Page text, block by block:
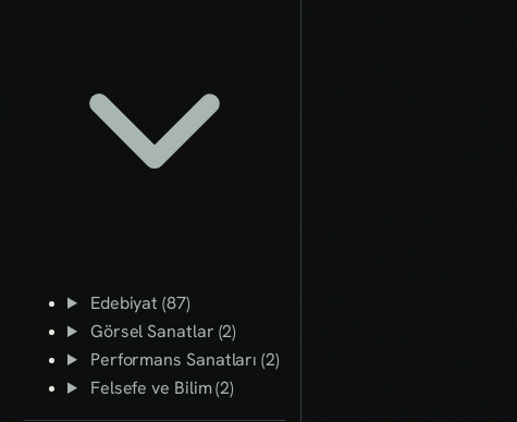
Edebiyat (87)
Görsel Sanatlar (2)
Performans Sanatları (2)
Felsefe ve Bilim (2)